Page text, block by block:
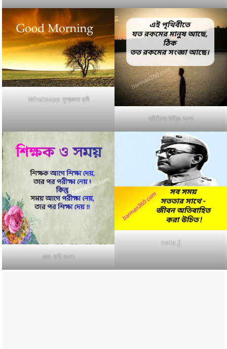
Whatsapp সুপ্রভাত ছবি
মনীষীদের উক্তি বাংলা
মহৎ বাণী বাংলা
neta ji